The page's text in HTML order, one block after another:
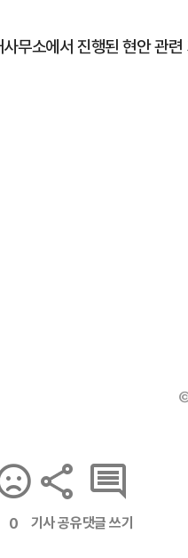
무소에서 진행된 현안 관
0 기사 공유댓글 쓰기